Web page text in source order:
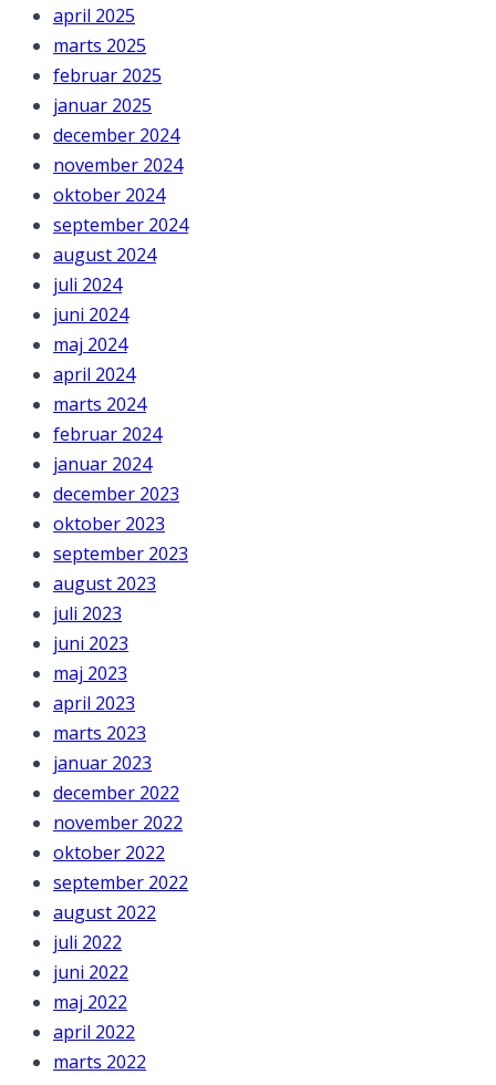
april 2025
marts 2025
februar 2025
januar 2025
december 2024
november 2024
oktober 2024
september 2024
august 2024
juli 2024
juni 2024
maj 2024
april 2024
marts 2024
februar 2024
januar 2024
december 2023
oktober 2023
september 2023
august 2023
juli 2023
juni 2023
maj 2023
april 2023
marts 2023
januar 2023
december 2022
november 2022
oktober 2022
september 2022
august 2022
juli 2022
juni 2022
maj 2022
april 2022
marts 2022